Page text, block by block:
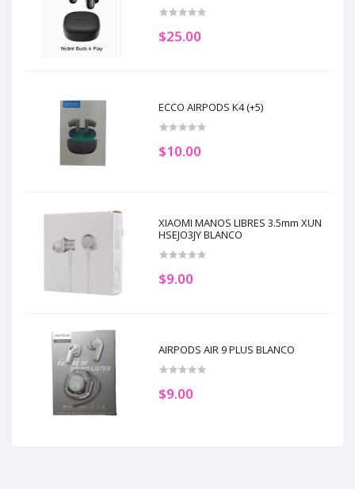
$25.00
ECCO AIRPODS K4 (+5)
$10.00
XIAOMI MANOS LIBRES 3.5mm XUN
HSEJO3JY BLANCO
$9.00
AIRPODS AIR 9 PLUS BLANCO
$9.00